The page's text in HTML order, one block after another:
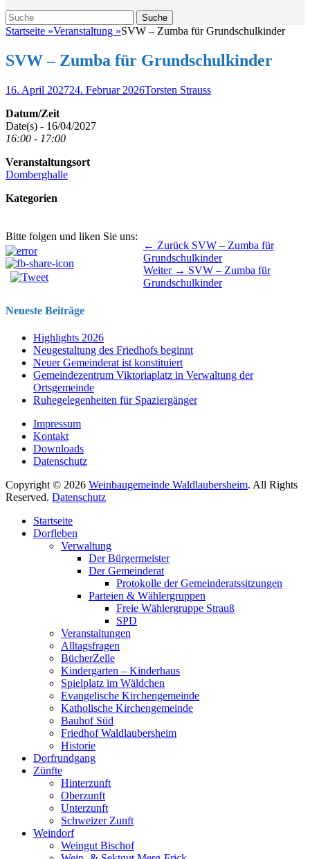
Suche
Suche
nach:
Startseite »Veranstaltung »SVW – Zumba für Grundschulkinder
SVW – Zumba für Grundschulkinder
Veröffentlicht
16. April 202724. Februar 2026Autor
Torsten Strauss
Datum/Zeit
Date(s) - 16/04/2027
16:00 - 17:00
Veranstaltungsort
Domberghalle
Kategorien
Bitte folgen und liken Sie uns:
Beitragsnavigation ← Zurück Vorhergehender
Beitrag:
SVW – Zumba für
Grundschulkinder
Weiter → Nächster
Beitrag:
SVW – Zumba für
Grundschulkinder
Neueste Beiträge
Highlights 2026
Neugestaltung des Friedhofs beginnt
Neuer Gemeinderat ist konstituiert
Gemeindezentrum Viktoriaplatz in Verwaltung der
Ortsgemeinde
Ruhegelegenheiten für Spaziergänger
Impressum
Kontakt
Downloads
Datenschutz
Copyright © 2026 Weinbaugemeinde Waldlaubersheim. All Rights
Reserved. Datenschutz
oben
scrollen
Startseite
Dorfleben
Verwaltung
Der Bürgermeister
Der Gemeinderat
Protokolle der Gemeinderatssitzungen
Parteien & Wählergruppen
Freie Wählergruppe Strauß
SPD
Veranstaltungen
Alltagsfragen
BücherZelle
Kindergarten – Kinderhaus
Spielplatz im Wäldchen
Evangelische Kirchengemeinde
Katholische Kirchengemeinde
Bauhof Süd
Friedhof Waldlaubersheim
Historie
Dorfrundgang
Zünfte
Hinterzunft
Oberzunft
Unterzunft
Schweizer Zunft
Weindorf
Weingut Bischof